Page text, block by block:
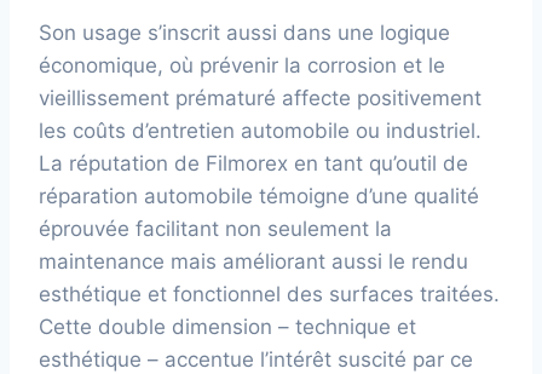
Son usage s’inscrit aussi dans une logique
économique, où prévenir la corrosion et le
vieillissement prématuré affecte positivement
les coûts d’entretien automobile ou industriel.
La réputation de Filmorex en tant qu’outil de
réparation automobile témoigne d’une qualité
éprouvée facilitant non seulement la
maintenance mais améliorant aussi le rendu
esthétique et fonctionnel des surfaces traitées.
Cette double dimension – technique et
esthétique – accentue l’intérêt suscité par ce